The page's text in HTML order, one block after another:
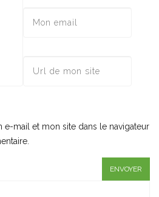
e-mail et mon site dans le navigateur